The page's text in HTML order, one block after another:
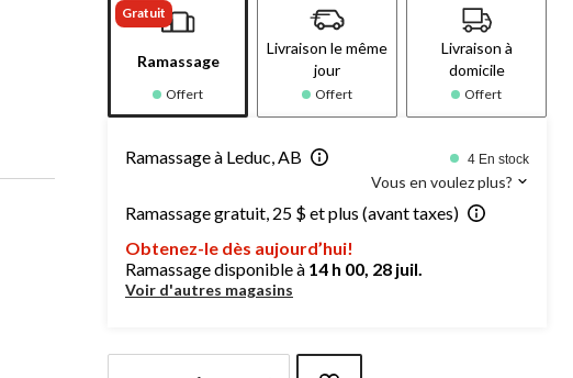
Gratuit
Ramassage
Offert
Livraison le même
jour
Offert
Livraison à
domicile
Offert
Ramassage à Leduc, AB 4 En stock
Vous en voulez plus?
Ramassage gratuit, 25 $ et plus (avant taxes)
Obtenez-le dès aujourd’hui!
Ramassage disponible à 14 h 00, 28 juil.
Voir d'autres magasins